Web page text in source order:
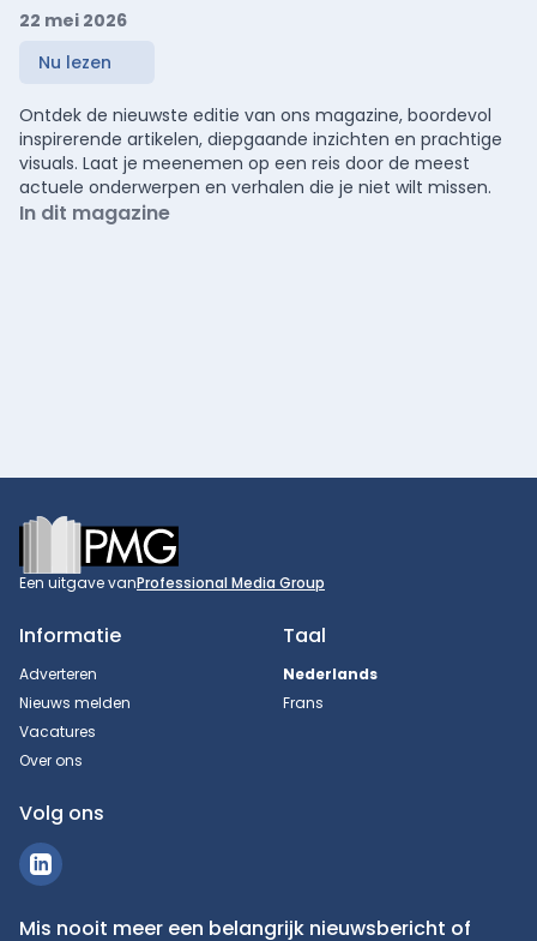
22 mei 2026
Nu lezen
Ontdek de nieuwste editie van ons magazine, boordevol
inspirerende artikelen, diepgaande inzichten en prachtige
visuals. Laat je meenemen op een reis door de meest
actuele onderwerpen en verhalen die je niet wilt missen.
In dit magazine
Footer
Een uitgave vanProfessional Media Group
Informatie
Adverteren
Nieuws melden
Vacatures
Over ons
Taal
Nederlands
Frans
Volg ons
Mis nooit meer een belangrijk nieuwsbericht of